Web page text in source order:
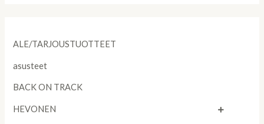
ALE/TARJOUSTUOTTEET
asusteet
BACK ON TRACK
HEVONEN